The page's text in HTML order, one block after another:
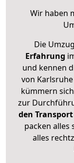
Wir haben
Die
Erfahrung
und kennen
von
kümmern
zur
den
packen alles
alles